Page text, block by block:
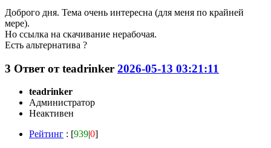
Доброго дня. Тема очень интересна (для меня по крайней
мере).
Но ссылка на скачивание нерабочая.
Есть альтернатива ?
3 Ответ отteadrinker 2026-05-13 03:21:11
teadrinker
Администратор
Неактивен
Рейтинг : [939|0]